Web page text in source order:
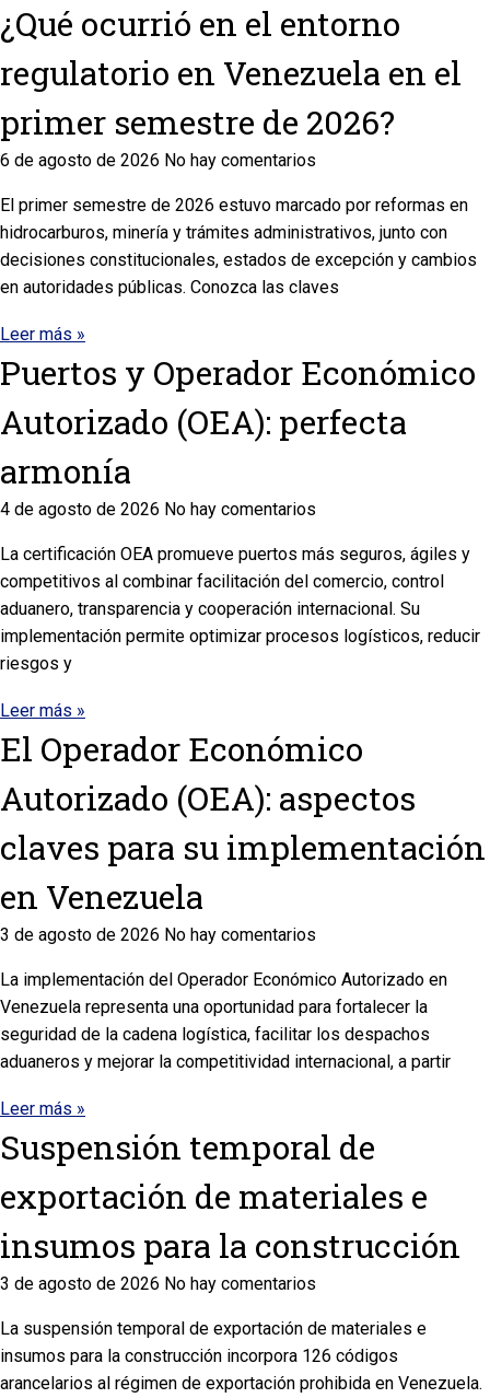
¿Qué ocurrió en el entorno
regulatorio en Venezuela en el
primer semestre de 2026?
6 de agosto de 2026 No hay comentarios
El primer semestre de 2026 estuvo marcado por reformas en
hidrocarburos, minería y trámites administrativos, junto con
decisiones constitucionales, estados de excepción y cambios
en autoridades públicas. Conozca las claves
Leer más »
Puertos y Operador Económico
Autorizado (OEA): perfecta
armonía
4 de agosto de 2026 No hay comentarios
La certificación OEA promueve puertos más seguros, ágiles y
competitivos al combinar facilitación del comercio, control
aduanero, transparencia y cooperación internacional. Su
implementación permite optimizar procesos logísticos, reducir
riesgos y
Leer más »
El Operador Económico
Autorizado (OEA): aspectos
claves para su implementación
en Venezuela
3 de agosto de 2026 No hay comentarios
La implementación del Operador Económico Autorizado en
Venezuela representa una oportunidad para fortalecer la
seguridad de la cadena logística, facilitar los despachos
aduaneros y mejorar la competitividad internacional, a partir
Leer más »
Suspensión temporal de
exportación de materiales e
insumos para la construcción
3 de agosto de 2026 No hay comentarios
La suspensión temporal de exportación de materiales e
insumos para la construcción incorpora 126 códigos
arancelarios al régimen de exportación prohibida en Venezuela.